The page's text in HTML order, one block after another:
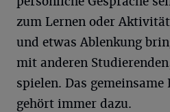
zum Lernen oder
und etwas Ablenkung
mit anderen
spielen. Das
gehört immer dazu.